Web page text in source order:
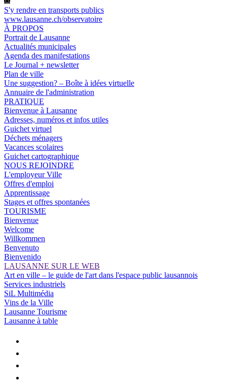
S'y rendre en transports publics
www.lausanne.ch/observatoire
À PROPOS
Portrait de Lausanne
Actualités municipales
Agenda des manifestations
Le Journal + newsletter
Plan de ville
Une suggestion? – Boîte à idées virtuelle
Annuaire de l'administration
PRATIQUE
Bienvenue à Lausanne
Adresses, numéros et infos utiles
Guichet virtuel
Déchets ménagers
Vacances scolaires
Guichet cartographique
NOUS REJOINDRE
L'employeur Ville
Offres d'emploi
Apprentissage
Stages et offres spontanées
TOURISME
Bienvenue
Welcome
Willkommen
Benvenuto
Bienvenido
LAUSANNE SUR LE WEB
Art en ville – le guide de l'art dans l'espace public lausannois
Services industriels
SiL Multimédia
Vins de la Ville
Lausanne Tourisme
Lausanne à table